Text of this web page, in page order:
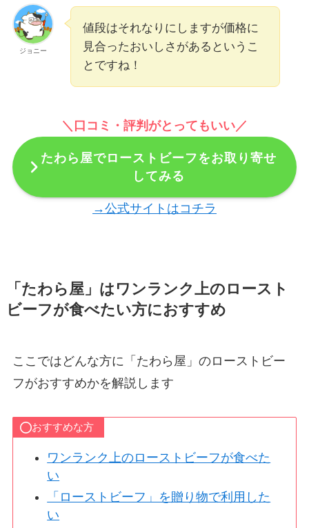
ジョニー
値段はそれなりにしますが価格に
見合ったおいしさがあるというこ
とですね！
＼口コミ・評判がとってもいい／
たわら屋でローストビーフをお取り寄せ
してみる
→公式サイトはコチラ
「たわら屋」はワンランク上のロースト
ビーフが食べたい方におすすめ
ここではどんな方に「たわら屋」のローストビー
フがおすすめかを解説します
おすすめな方
ワンランク上のローストビーフが食べた
い
「ローストビーフ」を贈り物で利用した
い